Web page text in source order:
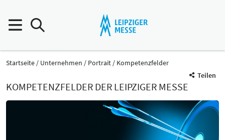
Startseite Unternehmen Portrait
Kompetenzfelder
Teilen
KOMPETENZFELDER DER LEIPZIGER MESSE